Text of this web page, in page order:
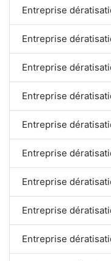
Entreprise
Entreprise
Entreprise
Entreprise
Entreprise
Entreprise
Entreprise
Entreprise
Entreprise